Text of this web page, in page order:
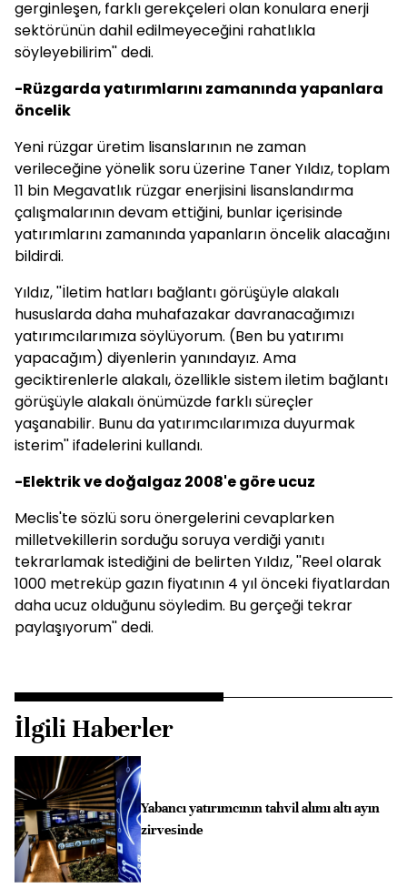
gerginleşen, farklı gerekçeleri olan konulara enerji
sektörünün dahil edilmeyeceğini rahatlıkla
söyleyebilirim'' dedi.
-Rüzgarda yatırımlarını zamanında yapanlara
öncelik
Yeni rüzgar üretim lisanslarının ne zaman
verileceğine yönelik soru üzerine Taner Yıldız, toplam
11 bin Megavatlık rüzgar enerjisini lisanslandırma
çalışmalarının devam ettiğini, bunlar içerisinde
yatırımlarını zamanında yapanların öncelik alacağını
bildirdi.
Yıldız, ''İletim hatları bağlantı görüşüyle alakalı
hususlarda daha muhafazakar davranacağımızı
yatırımcılarımıza söylüyorum. (Ben bu yatırımı
yapacağım) diyenlerin yanındayız. Ama
geciktirenlerle alakalı, özellikle sistem iletim bağlantı
görüşüyle alakalı önümüzde farklı süreçler
yaşanabilir. Bunu da yatırımcılarımıza duyurmak
isterim'' ifadelerini kullandı.
-Elektrik ve doğalgaz 2008'e göre ucuz
Meclis'te sözlü soru önergelerini cevaplarken
milletvekillerin sorduğu soruya verdiği yanıtı
tekrarlamak istediğini de belirten Yıldız, ''Reel olarak
1000 metreküp gazın fiyatının 4 yıl önceki fiyatlardan
daha ucuz olduğunu söyledim. Bu gerçeği tekrar
paylaşıyorum'' dedi.
İlgili Haberler
Yabancı yatırımcının tahvil alımı altı ayın
zirvesinde